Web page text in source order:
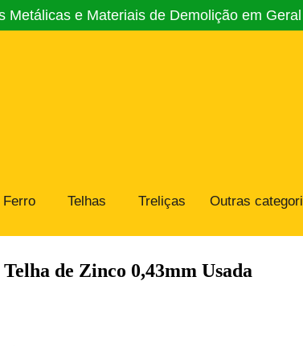
Metálicas e Materiais de Demolição em Geral
Telhas Treliças Outras
Telha de Zinco 0,43mm Usada